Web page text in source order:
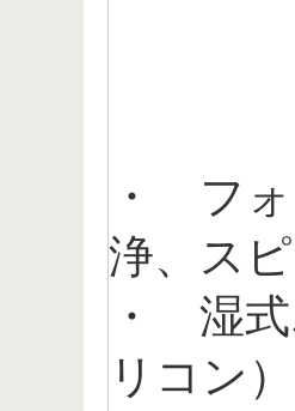
・ フォ
浄、ス
・ 湿式
リコン）